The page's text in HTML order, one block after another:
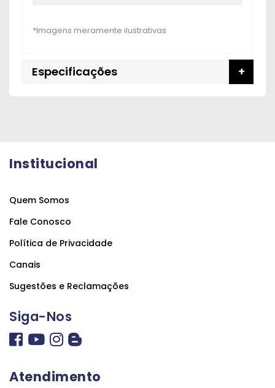
Especificações
Institucional
Quem Somos
Fale Conosco
Política de Privacidade
Canais
Sugestões e Reclamações
Siga-Nos
Atendimento